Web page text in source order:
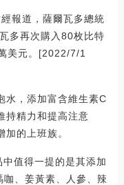
報道，薩爾瓦多總統
多再次購入80枚比特
美元。[2022/7/1
水，添加富含維生素C
持精力和提高注意
的上班族。
值得一提的是其添加
咖、姜黃素、人參、辣